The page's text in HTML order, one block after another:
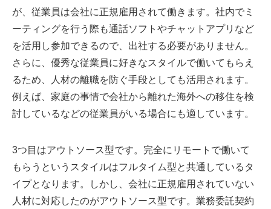
が、従業員は会社に正規雇用されて働きます。社内でミ
ーティングを行う際も通話ソフトやチャットアプリなど
を活用し参加できるので、出社する必要がありません。
さらに、優秀な従業員に好きなスタイルで働いてもらえ
るため、人材の離職を防ぐ手段としても活用されます。
例えば、家庭の事情で会社から離れた海外への移住を検
討しているなどの従業員がいる場合にも適しています。
3つ目はアウトソース型です。完全にリモートで働いて
もらうというスタイルはフルタイム型と共通しているタ
イプとなります。しかし、会社に正規雇用されていない
人材に対応したのがアウトソース型です。業務委託契約